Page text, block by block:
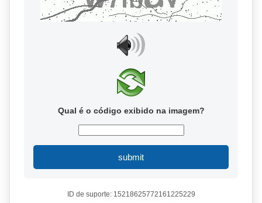
Qual é o código exibido na imagem?
submit
ID de suporte: 15218625772161225229